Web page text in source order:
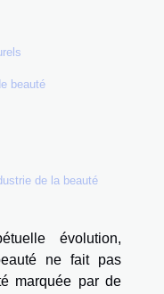
beauté
de la beauté
évolution,
ne fait pas
marquée par de